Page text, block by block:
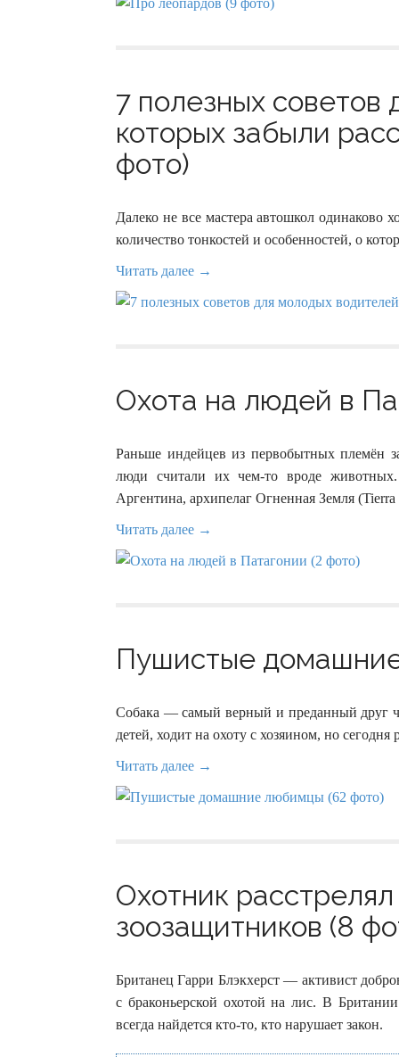
7 полезных советов
которых забыли
фото)
Далеко не все мастера автошкол одинаково
количество тонкостей и особенностей, о
Читать далее →
Охота на людей в
Раньше индейцев из первобытных племён
люди считали их чем-то вроде
Аргентина, архипелаг Огненная Земля (Tierra
Читать далее →
Пушистые
Собака — самый верный и преданный друг
детей, ходит на охоту с хозяином, но сегодня
Читать далее →
Охотник
зоозащитников (8
Британец Гарри Блэкхерст — активист
с браконьерской охотой на лис. В
всегда найдется кто-то, кто нарушает закон.